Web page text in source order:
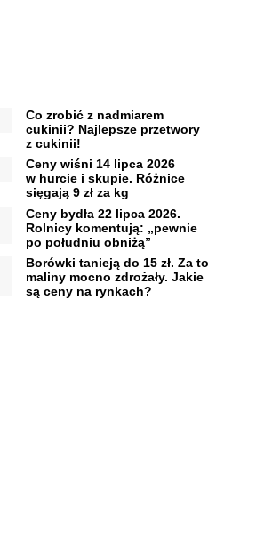
Co zrobić z nadmiarem
cukinii? Najlepsze przetwory
z cukinii!
Ceny wiśni 14 lipca 2026
w hurcie i skupie. Różnice
sięgają 9 zł za kg
Ceny bydła 22 lipca 2026.
Rolnicy komentują: „pewnie
po południu obniżą”
Borówki tanieją do 15 zł. Za to
maliny mocno zdrożały. Jakie
są ceny na rynkach?